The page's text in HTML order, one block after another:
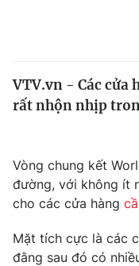
Y tế
Tin tức
Thế giới đó đây
Câu chuyện quốc tế
Kinh tế
Thị trường
Dữ liệu và đời
Giáo dục
VTV.vn - Các cửa
rất nhộn nhịp
Vòng chung kết
đường, với không ít
cho các cửa hàng
Mặt tích cực là các
đằng sau đó có